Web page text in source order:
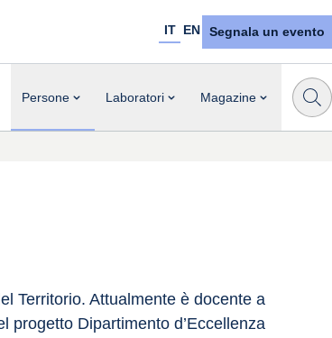
IT EN Segnala un evento
Persone Laboratori Magazine
Territorio. Attualmente è docente a
progetto Dipartimento d’Eccellenza